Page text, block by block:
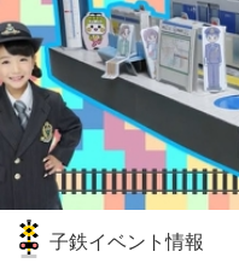
子鉄イベント情報